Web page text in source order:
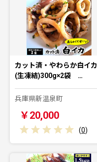
カット済・やわらか白イカ
(生凍結)300g×2袋 …
兵庫県新温泉町
￥20,000
(0)